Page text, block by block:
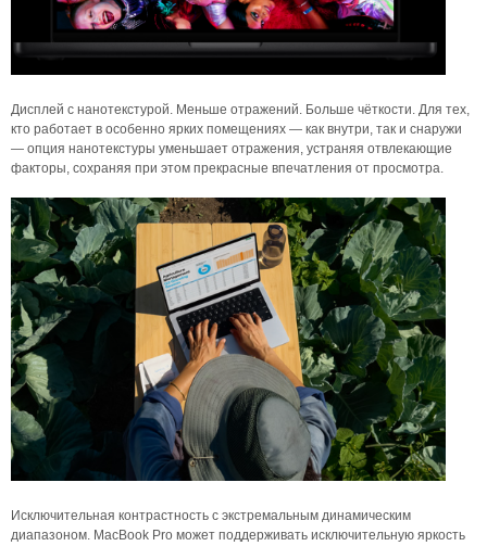
Дисплей с нанотекстурой. Меньше отражений. Больше чёткости. Для тех,
кто работает в особенно ярких помещениях — как внутри, так и снаружи
— опция нанотекстуры уменьшает отражения, устраняя отвлекающие
факторы, сохраняя при этом прекрасные впечатления от просмотра.
Исключительная контрастность с экстремальным динамическим
диапазоном. MacBook Pro может поддерживать исключительную яркость